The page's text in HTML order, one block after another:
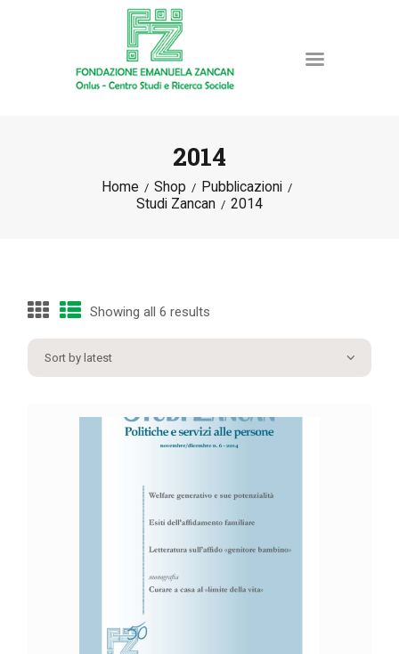
2014
Home Shop
Pubblicazioni
Studi Zancan
2014
HOME
RISORSE
DONA ORA
CONTATTI
CARRELLO
Showing all 6 results